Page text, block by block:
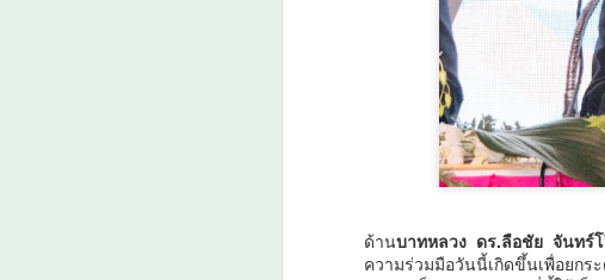
ด้านบาทหลวง ดร.ลือชัย จันทร์
ความร่วมมือวันนี้เกิดขึ้นเพื่อยก
เชิญ
เทศ
6
มูลนิ
เปิด